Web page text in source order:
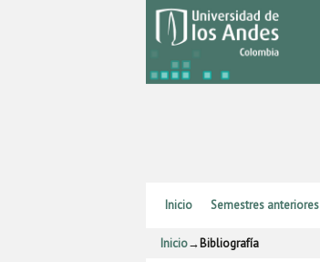
Inicio Semestres anteriores
Inicio→Bibliografía